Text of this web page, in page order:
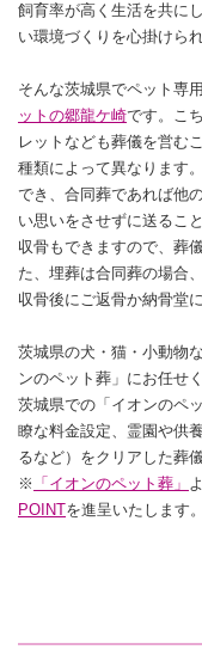
飼育率が高く生活を共に
い環境づくりを心掛けら
そんな茨城県でペット専
ットの郷龍ケ崎です。こ
レットなども葬儀を営む
種類によって異なります
でき、合同葬であれば他
い思いをさせずに送るこ
収骨もできますので、葬
た、埋葬は合同葬の場合
収骨後にご返骨か納骨堂
茨城県の犬・猫・小動物
ンのペット葬」にお任せく
茨城県での「イオンのペ
瞭な料金設定、霊園や供
るなど）をクリアした葬
※ 「イオンのペット葬」
POINTを進呈いたします。